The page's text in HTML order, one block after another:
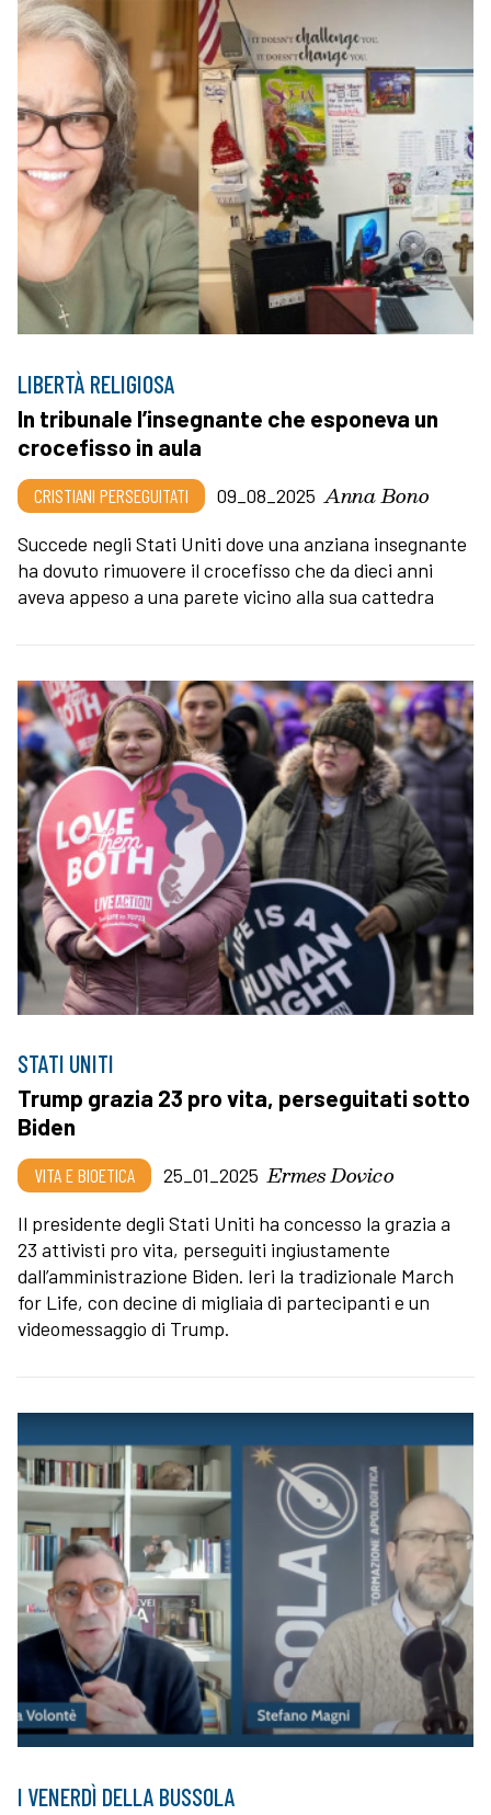
LIBERTÀ RELIGIOSA
In tribunale l’insegnante che esponeva un
crocefisso in aula
CRISTIANI PERSEGUITATI 09_08_2025 Anna Bono
Succede negli Stati Uniti dove una anziana insegnante
ha dovuto rimuovere il crocefisso che da dieci anni
aveva appeso a una parete vicino alla sua cattedra
STATI UNITI
Trump grazia 23 pro vita, perseguitati sotto
Biden
VITA E BIOETICA 25_01_2025 Ermes Dovico
Il presidente degli Stati Uniti ha concesso la grazia a
23 attivisti pro vita, perseguiti ingiustamente
dall’amministrazione Biden. Ieri la tradizionale March
for Life, con decine di migliaia di partecipanti e un
videomessaggio di Trump.
I VENERDÌ DELLA BUSSOLA